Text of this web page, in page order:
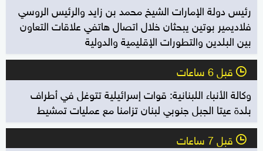
رئيس دولة الإمارات الشيخ محمد بن زايد والرئيس الروسي
فلاديمير بوتين يبحثان خلال اتصال هاتفي علاقات التعاون
بين البلدين والتطورات الإقليمية والدولية
l قبل 6 ساعات
وكالة الأنباء اللبنانية: قوات إسرائيلية تتوغل في أطراف
بلدة عيتا الجبل جنوبي لبنان تزامنا مع عمليات تمشيط
l قبل 7 ساعات